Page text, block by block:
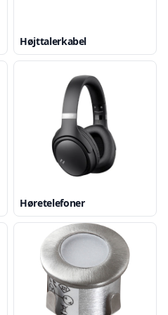
Højttalerkabel
Høretelefoner